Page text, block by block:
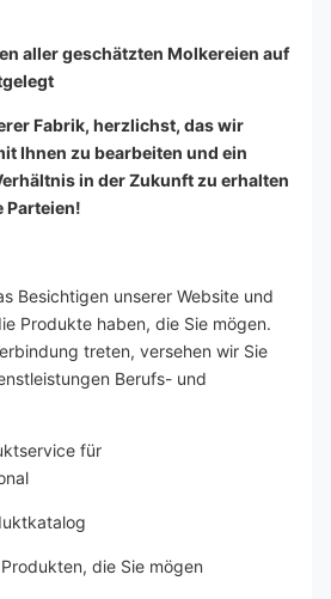
aller geschätzten Molkereien auf
Fabrik, herzlichst, das wir
Ihnen zu bearbeiten und ein
in der Zukunft zu erhalten
Parteien!
Besichtigen unserer Website und
Produkte haben, die Sie mögen.
treten, versehen wir Sie
Berufs- und
für
die Sie mögen